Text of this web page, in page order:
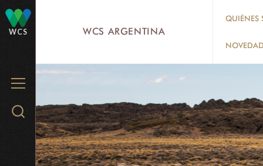
content
WCS
MENU
Search
WCS.org
WCS ARGENTINA
QUIÉNES